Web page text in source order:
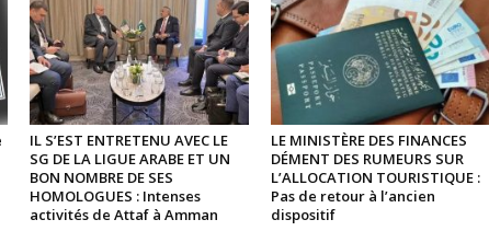
IL S’EST ENTRETENU AVEC LE
SG DE LA LIGUE ARABE ET UN
BON NOMBRE DE SES
HOMOLOGUES : Intenses
activités de Attaf à Amman
LE MINISTÈRE DES FINANCES
DÉMENT DES RUMEURS SUR
L’ALLOCATION TOURISTIQUE :
Pas de retour à l’ancien
dispositif